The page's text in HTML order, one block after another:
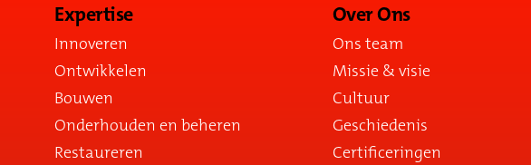
Expertise
Innoveren
Ontwikkelen
Bouwen
Onderhouden en beheren
Restaureren
Over Ons
Ons team
Missie & visie
Cultuur
Geschiedenis
Certificeringen